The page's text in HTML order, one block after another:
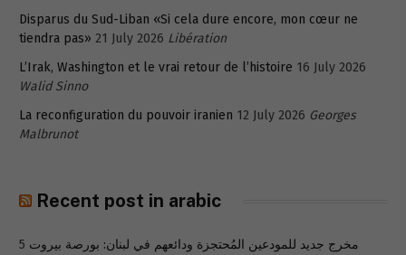
Disparus du Sud-Liban «Si cela dure encore, mon cœur ne
tiendra pas» 21 July 2026 Libération
L’Irak, Washington et le vrai retour de l’histoire 16 July 2026
Walid Sinno
La reconfiguration du pouvoir iranien 12 July 2026 Georges
Malbrunot
Recent post in arabic
مخرج جديد للمودعين المُحتجزة ودائعهم في لبنان: بورصة بيروت 5